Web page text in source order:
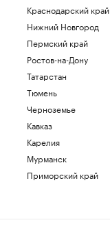
Краснодарский край
Нижний Новгород
Пермский край
Ростов-на-Дону
Татарстан
Тюмень
Черноземье
Кавказ
Карелия
Мурманск
Приморский край